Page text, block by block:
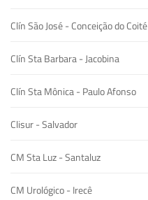
Clín São José - Conceição do Coité
Clín Sta Barbara - Jacobina
Clín Sta Mônica - Paulo Afonso
Clisur - Salvador
CM Sta Luz - Santaluz
CM Urológico - Irecê